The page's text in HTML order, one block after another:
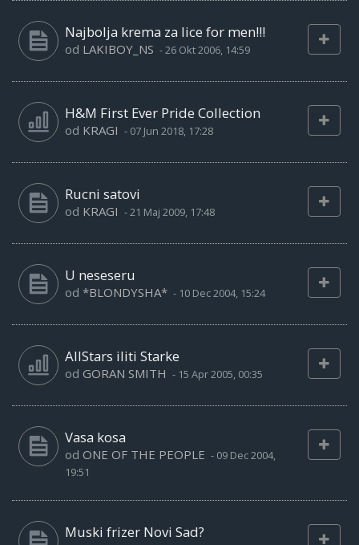
Najbolja krema za lice for men!!!
od LAKIBOY_NS -26 Okt 2006, 14:59
H&M First Ever Pride Collection
od KRAGI - 07 Jun 2018, 17:28
Rucni satovi
od KRAGI -21 Maj 2009, 17:48
U neseseru
od *BLONDYSHA* - 10 Dec 2004, 15:24
AllStars iliti Starke
od GORAN SMITH - 15 Apr 2005, 00:35
Vasa kosa
od ONE OF THE PEOPLE - 09 Dec 2004,
19:51
Muski frizer Novi Sad?